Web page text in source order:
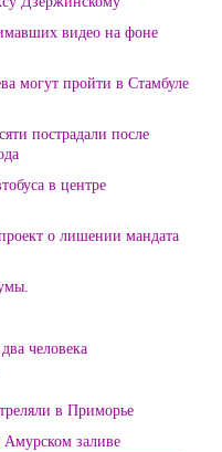
видео на фоне
могут пройти в Стамбуле
пострадали после
в центре
о лишении мандата
человека
в Приморье
заливе